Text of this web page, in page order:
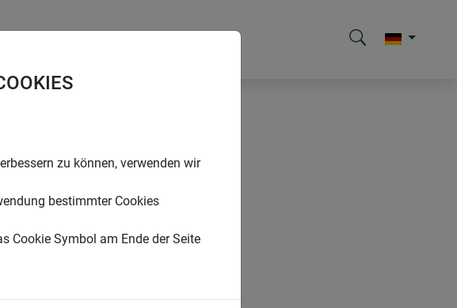
zu können, verwenden wir
bestimmter Cookies
Cookie Symbol am Ende der Seite